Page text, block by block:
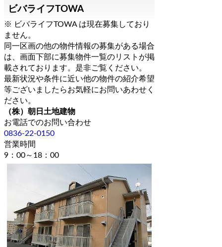
ビバライフTOWA
※ ビバライフTOWA は現在募集しており
ません。
同一区画の他の物件情報の募集がある場合
は、画面下部に募集物件一覧のリストが掲
載されております。是非ご覧ください。
最新状況や条件に近い他の物件の紹介希望
等ございましたらお気軽にお問いあわせく
ださい。
（株）朝日土地建物
お電話でのお問い合わせ
0836-22-0150
営業時間
9：00～18：00